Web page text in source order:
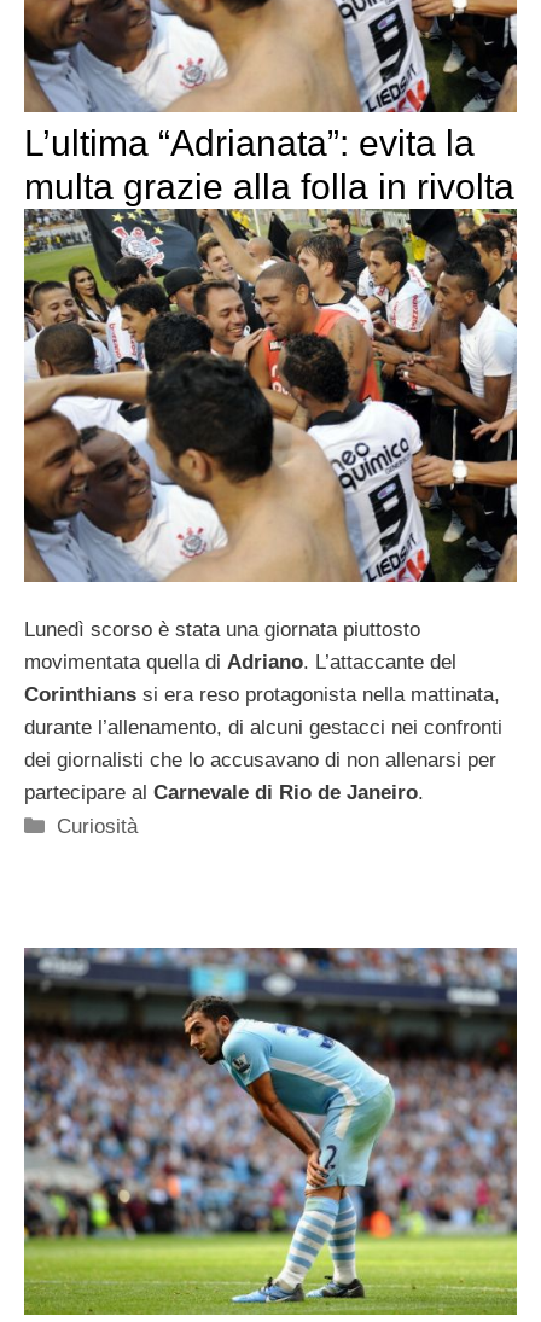
L’ultima “Adrianata”: evita la
multa grazie alla folla in rivolta
Lunedì scorso è stata una giornata piuttosto
movimentata quella di Adriano. L’attaccante del
Corinthians si era reso protagonista nella mattinata,
durante l’allenamento, di alcuni gestacci nei confronti
dei giornalisti che lo accusavano di non allenarsi per
partecipare al Carnevale di Rio de Janeiro.
Categorie
Curiosità